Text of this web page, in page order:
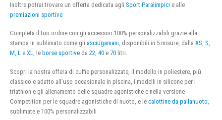
Inoltre potrai trovare un offerta dedicata agli Sport Paralimpici e alle
premiazioni sportive
Completa il tuo ordine con gli accessori 100% personalizzabili grazie alla
stampa in sublimato come gli asciugamani, disponibili in 5 misure, dalla XS, S,
M, L e XL, le borse sportive da 22, 40 e 70 litri.
Scopri la nostra offera di cuffie personalizzate, il modello in poliestere, più
classico e adatto all’uso occasionale in piscina, i modelli in silicone per i
triathlon e gli allenamento delle squadre agonistiche e nella versione
Competition per le squadre agonistiche di nuoto, e le calottine da pallanuoto
sublimate e 100% personalizzabili